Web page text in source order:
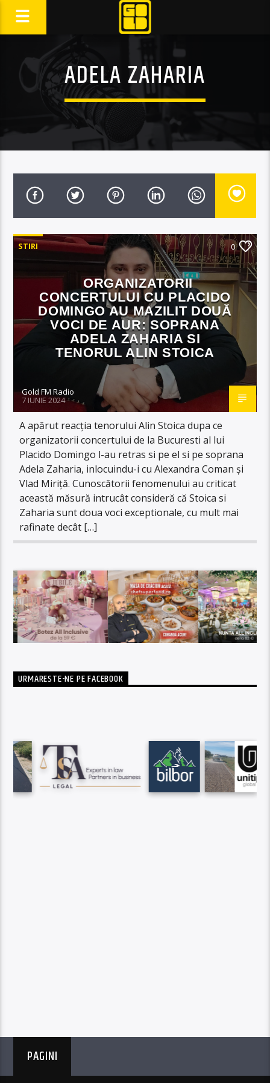
ADELA ZAHARIA
STIRI 0
ORGANIZATORII
CONCERTULUI CU PLACIDO
DOMINGO AU MAZILIT DOUĂ
VOCI DE AUR: SOPRANA
ADELA ZAHARIA SI
TENORUL ALIN STOICA
Gold FM Radio
7 IUNIE 2024
A apărut reacția tenorului Alin Stoica dupa ce
organizatorii concertului de la Bucuresti al lui
Placido Domingo l-au retras si pe el si pe soprana
Adela Zaharia, inlocuindu-i cu Alexandra Coman și
Vlad Miriță. Cunoscătorii fenomenului au criticat
această măsură intrucât consideră că Stoica si
Zaharia sunt doua voci exceptionale, cu mult mai
rafinate decât […]
URMARESTE-NE PE FACEBOOK
PAGINI